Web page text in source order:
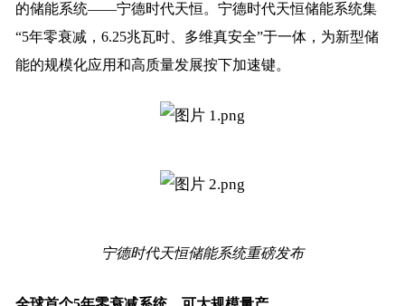
的储能系统——宁德时代天恒。宁德时代天恒储能系统集
“5年零衰减，6.25兆瓦时、多维真安全”于一体，为新型储
能的规模化应用和高质量发展按下加速键。
宁德时代天恒储能系统重磅发布